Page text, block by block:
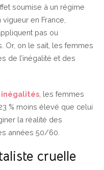
soumise à un régime
en France,
pas ou
Or, on le sait, les femmes
de l’inégalité et des
inégalités , les femmes
% moins élevé que celui
la réalité des
années 50/60.
cruelle